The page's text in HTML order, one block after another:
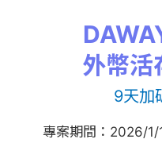
外幣活
9天加
專案期間：2026/